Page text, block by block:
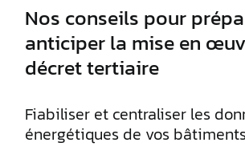
Nos conseils pour
anticiper la mise en
décret tertiaire
Fiabiliser et centraliser les
énergétiques de vos bâtiments